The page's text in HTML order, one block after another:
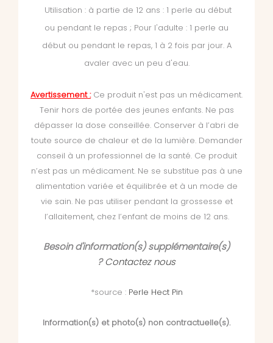
Utilisation : à partie de 12 ans : 1 perle au début
ou pendant le repas ; Pour l'adulte : 1 perle au
début ou pendant le repas, 1 à 2 fois par jour. A
avaler avec un peu d'eau.
Avertissement : Ce produit n'est pas un médicament.
Tenir hors de portée des jeunes enfants. Ne pas
dépasser la dose conseillée. Conserver à l’abri de
toute source de chaleur et de la lumière. Demander
conseil à un professionnel de la santé. Ce produit
n’est pas un médicament. Ne se substitue pas à une
alimentation variée et équilibrée et à un mode de
vie sain. Ne pas utiliser pendant la grossesse et
l’allaitement, chez l’enfant de moins de 12 ans.
Besoin d'information(s) supplémentaire(s)
?Contactez nous
*source : Perle Hect Pin
Information(s) et photo(s) non contractuelle(s).